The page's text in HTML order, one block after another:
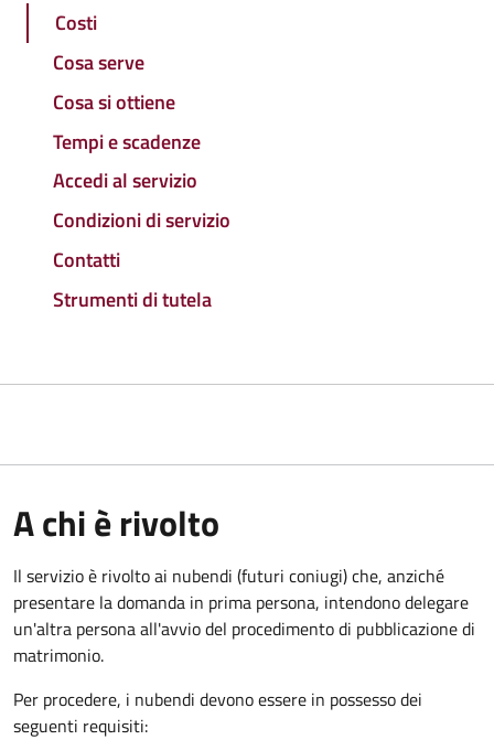
Costi
Cosa serve
Cosa si ottiene
Tempi e scadenze
Accedi al servizio
Condizioni di servizio
Contatti
Strumenti di tutela
A chi è rivolto
Il servizio è rivolto ai nubendi (futuri coniugi) che, anziché
presentare la domanda in prima persona, intendono delegare
un'altra persona all'avvio del procedimento di pubblicazione di
matrimonio.
Per procedere, i nubendi devono essere in possesso dei
seguenti requisiti: